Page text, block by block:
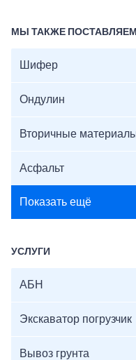
МЫ ТАКЖЕ ПОСТАВЛЯЕМ
Шифер
Ондулин
Вторичные
Асфальт
Показать ещё
УСЛУГИ
АБН
Экскаватор погрузчик
Вывоз грунта